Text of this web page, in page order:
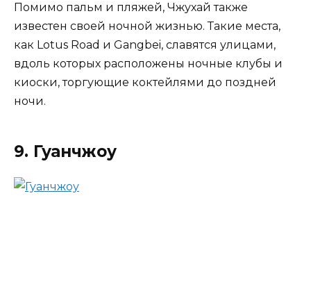
Помимо пальм и пляжей, Чжухай также
известен своей ночной жизнью. Такие места,
как Lotus Road и Gangbei, славятся улицами,
вдоль которых расположены ночные клубы и
киоски, торгующие коктейлями до поздней
ночи.
9. Гуанчжоу